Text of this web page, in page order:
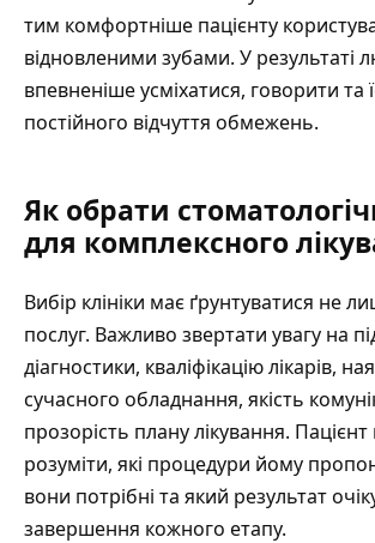
тим комфортніше пацієнту
відновленими зубами. У результаті
впевненіше усміхатися, говорити та
постійного відчуття обмежень.
Як обрати
для комплексного
Вибір клініки має ґрунтуватися не
послуг. Важливо звертати увагу на
діагностики, кваліфікацію лікарів,
сучасного обладнання, якість
прозорість плану лікування.
розуміти, які процедури йому
вони потрібні та який результат
завершення кожного етапу.